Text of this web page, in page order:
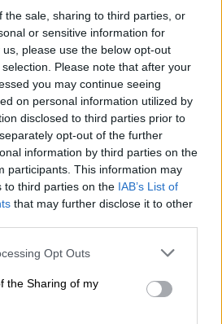
the sale, sharing to third parties, or
or sensitive information for
please use the below opt-out
Please note that after your
you may continue seeing
on personal information utilized by
disclosed to third parties prior to
opt-out of the further
information by third parties on the
participants. This information may
to third parties on the IAB’s List of
that may further disclose it to other
Opt Outs
the Sharing of my
guerra mundial?
de Crisis
y votados
Manuel Beltrán
Autoritario
y Gabinete